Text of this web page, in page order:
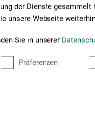
der Dienste gesammelt
unsere Webseite
Sie in unserer
Präferenzen